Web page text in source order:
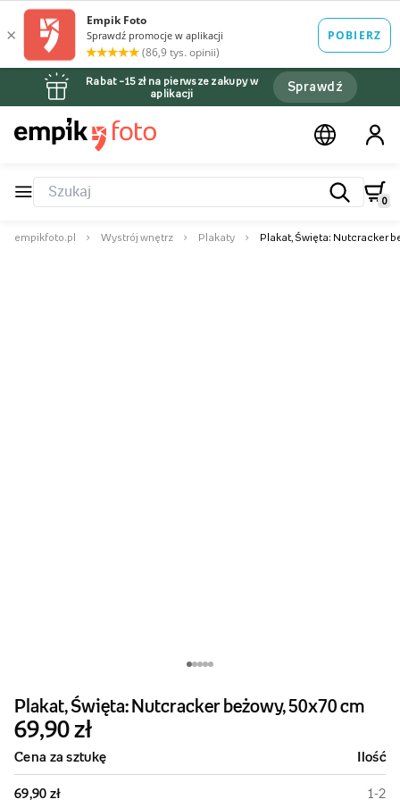
Rabat –15 zł na pierwsze zakupy w
aplikacji
Sprawdź
0
empikfoto.pl Wystrój wnętrz Plakaty Plakat, Święta: Nutcracker